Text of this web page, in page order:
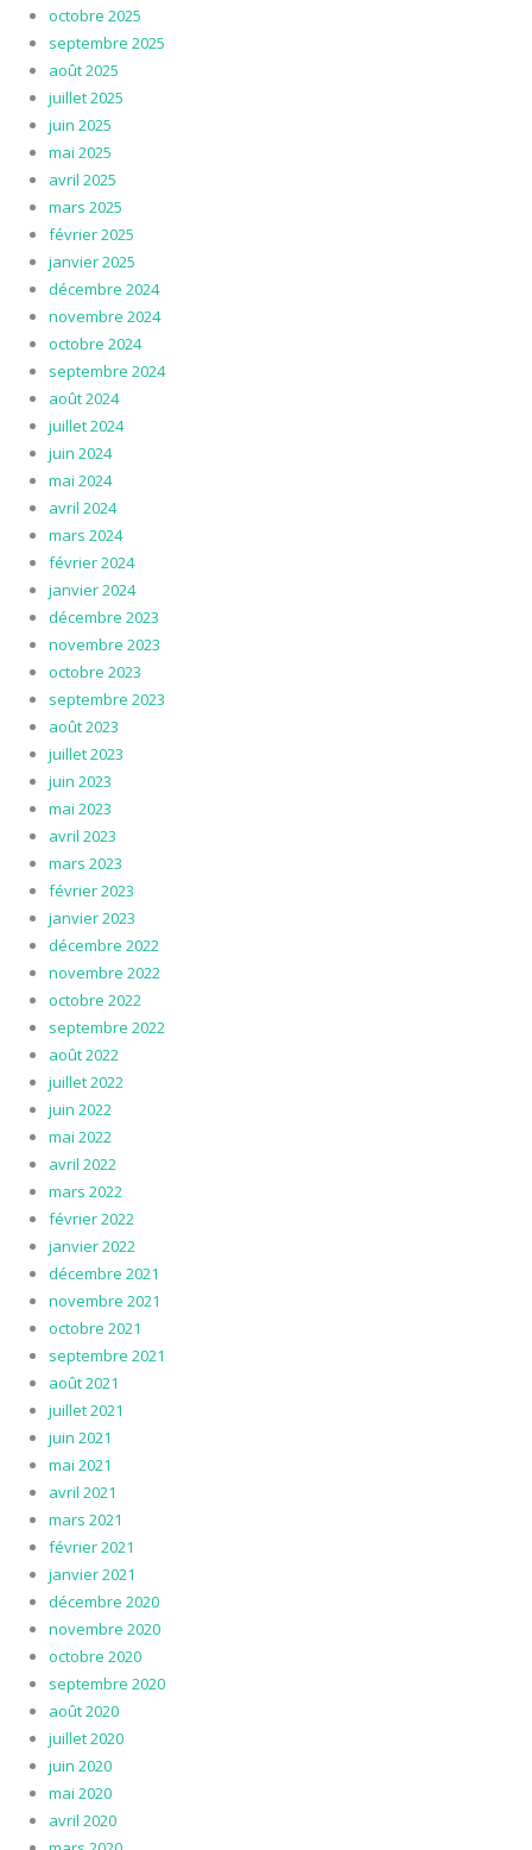
octobre 2025
septembre 2025
août 2025
juillet 2025
juin 2025
mai 2025
avril 2025
mars 2025
février 2025
janvier 2025
décembre 2024
novembre 2024
octobre 2024
septembre 2024
août 2024
juillet 2024
juin 2024
mai 2024
avril 2024
mars 2024
février 2024
janvier 2024
décembre 2023
novembre 2023
octobre 2023
septembre 2023
août 2023
juillet 2023
juin 2023
mai 2023
avril 2023
mars 2023
février 2023
janvier 2023
décembre 2022
novembre 2022
octobre 2022
septembre 2022
août 2022
juillet 2022
juin 2022
mai 2022
avril 2022
mars 2022
février 2022
janvier 2022
décembre 2021
novembre 2021
octobre 2021
septembre 2021
août 2021
juillet 2021
juin 2021
mai 2021
avril 2021
mars 2021
février 2021
janvier 2021
décembre 2020
novembre 2020
octobre 2020
septembre 2020
août 2020
juillet 2020
juin 2020
mai 2020
avril 2020